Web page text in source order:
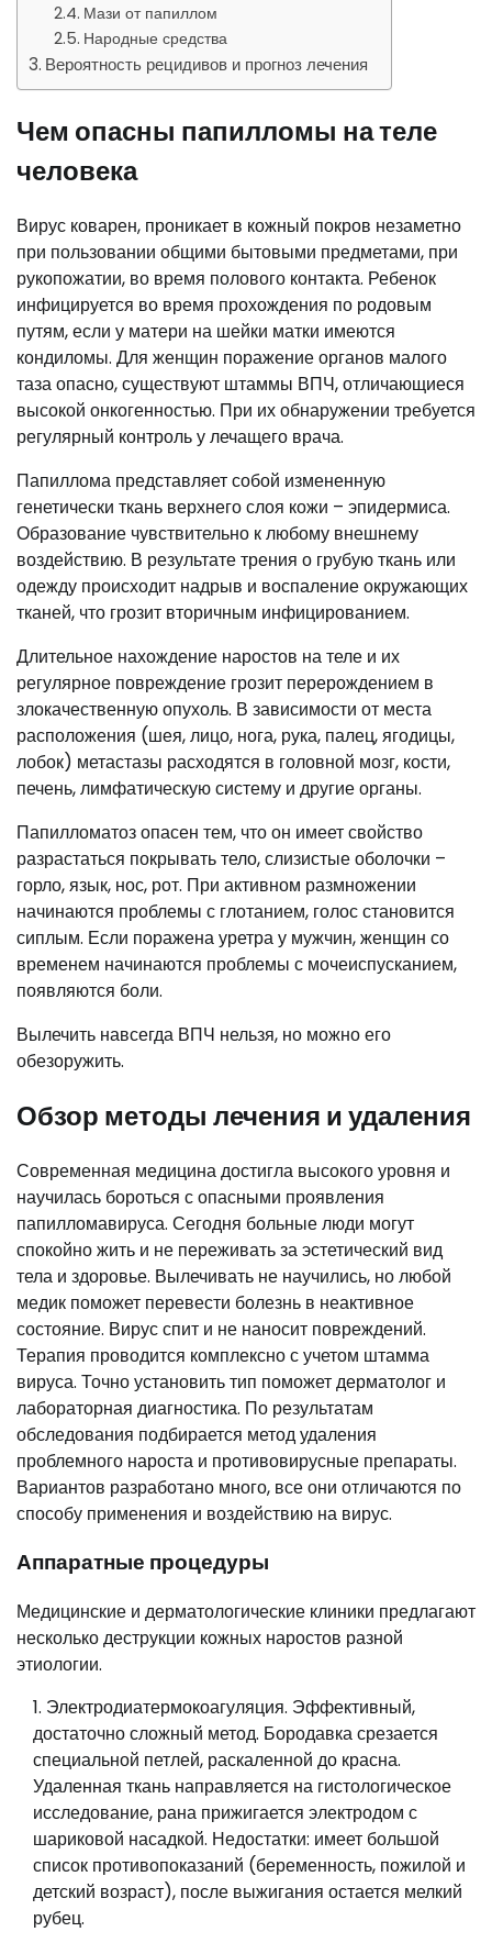
Мази от папиллом
Народные средства
Вероятность рецидивов и прогноз лечения
Чем опасны папилломы на теле
человека
Вирус коварен, проникает в кожный покров незаметно
при пользовании общими бытовыми предметами, при
рукопожатии, во время полового контакта. Ребенок
инфицируется во время прохождения по родовым
путям, если у матери на шейки матки имеются
кондиломы. Для женщин поражение органов малого
таза опасно, существуют штаммы ВПЧ, отличающиеся
высокой онкогенностью. При их обнаружении требуется
регулярный контроль у лечащего врача.
Папиллома представляет собой измененную
генетически ткань верхнего слоя кожи – эпидермиса.
Образование чувствительно к любому внешнему
воздействию. В результате трения о грубую ткань или
одежду происходит надрыв и воспаление окружающих
тканей, что грозит вторичным инфицированием.
Длительное нахождение наростов на теле и их
регулярное повреждение грозит перерождением в
злокачественную опухоль. В зависимости от места
расположения (шея, лицо, нога, рука, палец, ягодицы,
лобок) метастазы расходятся в головной мозг, кости,
печень, лимфатическую систему и другие органы.
Папилломатоз опасен тем, что он имеет свойство
разрастаться покрывать тело, слизистые оболочки –
горло, язык, нос, рот. При активном размножении
начинаются проблемы с глотанием, голос становится
сиплым. Если поражена уретра у мужчин, женщин со
временем начинаются проблемы с мочеиспусканием,
появляются боли.
Вылечить навсегда ВПЧ нельзя, но можно его
обезоружить.
Обзор методы лечения и удаления
Современная медицина достигла высокого уровня и
научилась бороться с опасными проявления
папилломавируса. Сегодня больные люди могут
спокойно жить и не переживать за эстетический вид
тела и здоровье. Вылечивать не научились, но любой
медик поможет перевести болезнь в неактивное
состояние. Вирус спит и не наносит повреждений.
Терапия проводится комплексно с учетом штамма
вируса. Точно установить тип поможет дерматолог и
лабораторная диагностика. По результатам
обследования подбирается метод удаления
проблемного нароста и противовирусные препараты.
Вариантов разработано много, все они отличаются по
способу применения и воздействию на вирус.
Аппаратные процедуры
Медицинские и дерматологические клиники предлагают
несколько деструкции кожных наростов разной
этиологии.
Электродиатермокоагуляция. Эффективный,
достаточно сложный метод. Бородавка срезается
специальной петлей, раскаленной до красна.
Удаленная ткань направляется на гистологическое
исследование, рана прижигается электродом с
шариковой насадкой. Недостатки: имеет большой
список противопоказаний (беременность, пожилой и
детский возраст), после выжигания остается мелкий
рубец.